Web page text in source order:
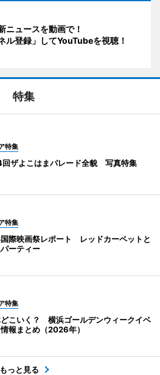
ニュースを動画で！
ル登録」してYouTubeを視聴！
特集
特集
回ザよこはまパレード全貌 写真特集
特集
際映画祭レポート レッドカーペットと
ーティー
特集
こいく？ 横浜ゴールデンウィークイベ
報まとめ（2026年）
もっと見る